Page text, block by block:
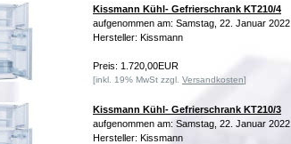
Kissmann Kühl- Gefrierschrank KT210/4
aufgenommen am: Samstag, 22. Januar 2022
Hersteller: Kissmann
Preis: 1.720,00EUR
[inkl. 19% MwSt zzgl. Versandkosten]
Kissmann Kühl- Gefrierschrank KT210/3
aufgenommen am: Samstag, 22. Januar 2022
Hersteller: Kissmann